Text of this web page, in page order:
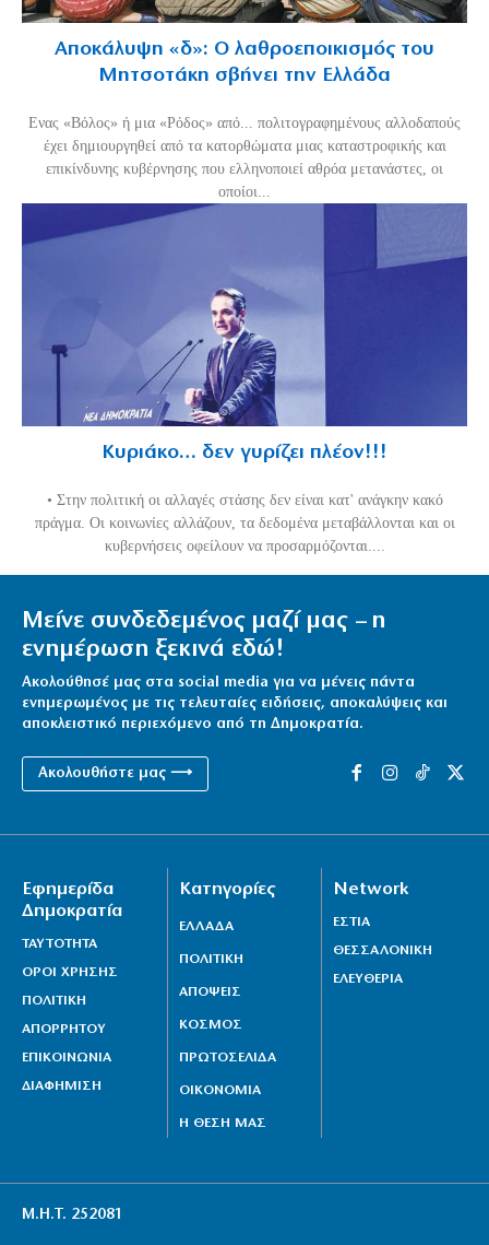
Αποκάλυψη «δ»: Ο λαθροεποικισμός του
Μητσοτάκη σβήνει την Ελλάδα
Ενας «Βόλος» ή μια «Ρόδος» από... πολιτογραφημένους αλλοδαπούς
έχει δημιουργηθεί από τα κατορθώματα μιας καταστροφικής και
επικίνδυνης κυβέρνησης που ελληνοποιεί αθρόα μετανάστες, οι
οποίοι...
Κυριάκο… δεν γυρίζει πλέον!!!
• Στην πολιτική οι αλλαγές στάσης δεν είναι κατ' ανάγκην κακό
πράγμα. Οι κοινωνίες αλλάζουν, τα δεδομένα μεταβάλλονται και οι
κυβερνήσεις οφείλουν να προσαρμόζονται....
Μείνε συνδεδεμένος μαζί μας – η
ενημέρωση ξεκινά εδώ!
Ακολούθησέ μας στα social media για να μένεις πάντα
ενημερωμένος με τις τελευταίες ειδήσεις, αποκαλύψεις και
αποκλειστικό περιεχόμενο από τη Δημοκρατία.
Ακολουθήστε μας ⟶
Εφημερίδα
Δημοκρατία
ΤΑΥΤΟΤΗΤΑ
ΟΡΟΙ ΧΡΗΣΗΣ
ΠΟΛΙΤΙΚΗ
ΑΠΟΡΡΗΤΟΥ
ΕΠΙΚΟΙΝΩΝΙΑ
ΔΙΑΦΗΜΙΣΗ
Κατηγορίες
ΕΛΛΑΔΑ
ΠΟΛΙΤΙΚΗ
ΑΠΟΨΕΙΣ
ΚΟΣΜΟΣ
ΠΡΩΤΟΣΕΛΙΔΑ
ΟΙΚΟΝΟΜΙΑ
Η ΘΕΣΗ ΜΑΣ
Network
ΕΣΤΙΑ
ΘΕΣΣΑΛΟΝΙΚΗ
ΕΛΕΥΘΕΡΙΑ
Μ.Η.Τ. 252081